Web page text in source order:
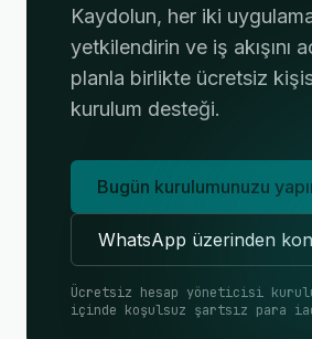
Kaydolun, her iki
yetkilendirin ve iş akışını
planla birlikte ücretsiz
kurulum desteği.
Bugün kurulumunuzu
WhatsApp üzerinden
Ücretsiz hesap yöneticisi
içinde koşulsuz şartsız para